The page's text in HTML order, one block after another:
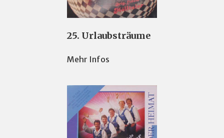
25. Urlaubsträume
Mehr Infos